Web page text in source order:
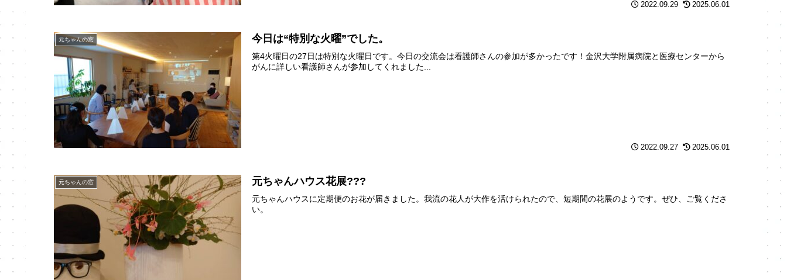
2022.09.29 2025.06.01
元ちゃんの窓 今日は“特別な火曜”でした。
第4火曜日の27日は特別な火曜日です。今日の交流会は看護師さんの参加が多かったです！金沢大学附属病院と医療センターから
がんに詳しい看護師さんが参加してくれました...
2022.09.27 2025.06.01
元ちゃんの窓 元ちゃんハウス花展???
元ちゃんハウスに定期便のお花が届きました。我流の花人が大作を活けられたので、短期間の花展のようです。ぜひ、ご覧くださ
い。